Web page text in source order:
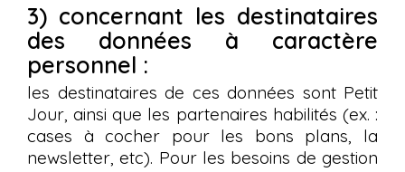
3) concernant les destinataires
des données à caractère
personnel :
les destinataires de ces données sont Petit
Jour, ainsi que les partenaires habilités (ex. :
cases à cocher pour les bons plans, la
newsletter, etc). Pour les besoins de gestion